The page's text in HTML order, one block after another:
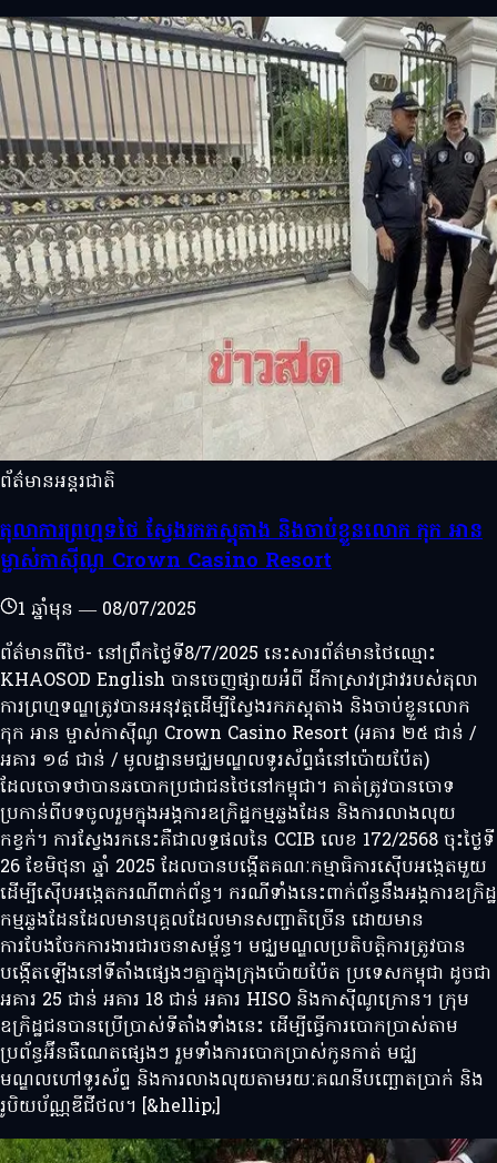
ព័ត៌មានអន្តរជាតិ
តុលាការព្រហ្មទថៃ ស្វែងរកភស្តុតាង និងចាប់ខ្លួនលោក កុក អាន
ម្ចាស់កាស៊ីណូ Crown Casino Resort
1 ឆ្នាំមុន — 08/07/2025
ព័ត៌មានពីថៃ- នៅព្រឹកថ្ងៃទី8/7/2025 នេះសារព័ត៌មានថៃឈ្មោះ
KHAOSOD English បានចេញផ្សាយអំពី ដីកាស្រាវជ្រាវរបស់តុលា
ការព្រហ្មទណ្ឌត្រូវបានអនុវត្តដើម្បីស្វែងរកភស្តុតាង និងចាប់ខ្លួនលោក
កុក អាន ម្ចាស់កាស៊ីណូ Crown Casino Resort (អគារ ២៥ ជាន់ /
អគារ ១៨ ជាន់ / មូលដ្ឋានមជ្ឈមណ្ឌលទូរស័ព្ទធំនៅប៉ោយប៉ែត)
ដែលចោទថាបានឆបោកប្រជាជនថៃនៅកម្ពុជា។ គាត់ត្រូវបានចោទ
ប្រកាន់ពីបទចូលរួមក្នុងអង្គការឧក្រិដ្ឋកម្មឆ្លងដែន និងការលាងលុយ
កខ្វក់។ ការស្វែងរកនេះគឺជាលទ្ធផលនៃ CCIB លេខ 172/2568 ចុះថ្ងៃទី
26 ខែមិថុនា ឆ្នាំ 2025 ដែលបានបង្កើតគណៈកម្មាធិការស៊ើបអង្កេតមួយ
ដើម្បីស៊ើបអង្កេតករណីពាក់ព័ន្ធ។ ករណីទាំងនេះពាក់ព័ន្ធនឹងអង្គការឧក្រិដ្ឋ
កម្មឆ្លងដែនដែលមានបុគ្គលដែលមានសញ្ជាតិច្រើន ដោយមាន
ការបែងចែកការងារជារចនាសម្ព័ន្ធ។ មជ្ឈមណ្ឌលប្រតិបត្តិការត្រូវបាន
បង្កើតឡើងនៅទីតាំងផ្សេងៗគ្នាក្នុងក្រុងប៉ោយប៉ែត ប្រទេសកម្ពុជា ដូចជា
អគារ 25 ជាន់ អគារ 18 ជាន់ អគារ HISO និងកាស៊ីណូក្រោន។ ក្រុម
ឧក្រិដ្ឋជនបានប្រើប្រាស់ទីតាំងទាំងនេះ ដើម្បីធ្វើការបោកប្រាស់តាម
ប្រព័ន្ធអ៊ីនធឺណេតផ្សេងៗ រួមទាំងការបោកប្រាស់កូនកាត់ មជ្ឈ
មណ្ឌលហៅទូរស័ព្ទ និងការលាងលុយតាមរយៈគណនីបញ្ឆោតប្រាក់ និង
រូបិយប័ណ្ណឌីជីថល។ [&hellip;]